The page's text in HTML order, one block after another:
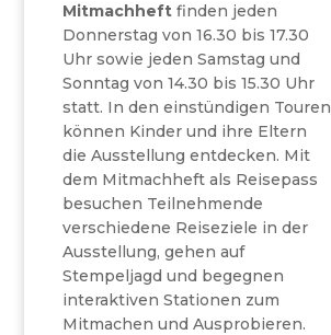
Mitmachheft finden jeden
Donnerstag von 16.30 bis 17.30
Uhr sowie jeden Samstag und
Sonntag von 14.30 bis 15.30 Uhr
statt. In den einstündigen Touren
können Kinder und ihre Eltern
die Ausstellung entdecken. Mit
dem Mitmachheft als Reisepass
besuchen Teilnehmende
verschiedene Reiseziele in der
Ausstellung, gehen auf
Stempeljagd und begegnen
interaktiven Stationen zum
Mitmachen und Ausprobieren.